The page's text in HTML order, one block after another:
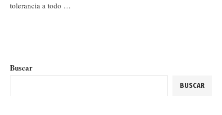
tolerancia a todo …
Buscar
BUSCAR